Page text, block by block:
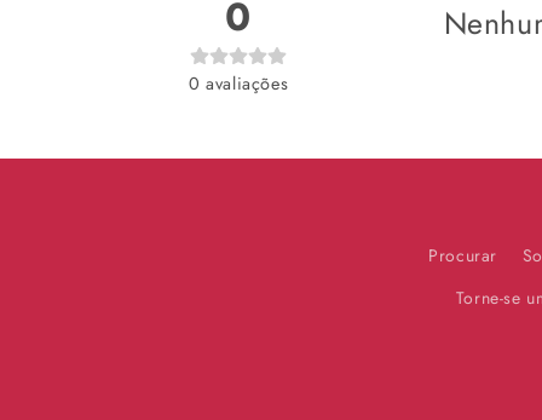
0
0 avaliações
Procurar
Torne-se